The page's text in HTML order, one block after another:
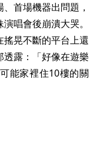
首場機器出問題，
唱會後崩潰大哭。
晃不斷的平台上還
露：「好像在遊樂
能家裡住10樓的關